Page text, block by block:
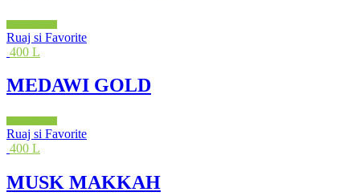
Ruaj si Favorite
400 L
MEDAWI GOLD
Ruaj si Favorite
400 L
MUSK MAKKAH